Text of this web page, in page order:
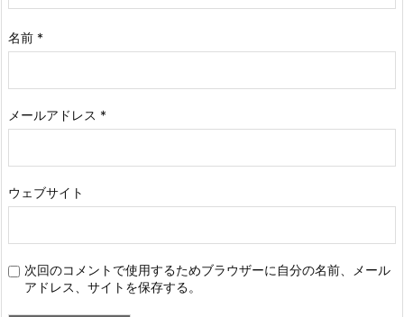
名前 *
メールアドレス *
ウェブサイト
次回のコメントで使用するためブラウザーに自分の名前、メール
アドレス、サイトを保存する。